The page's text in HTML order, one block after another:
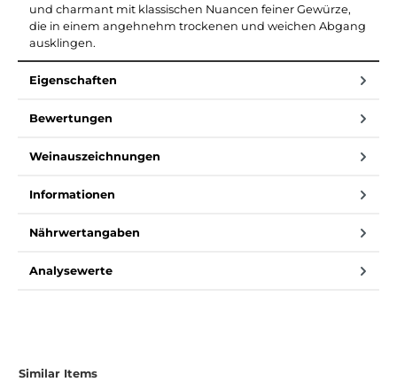
und charmant mit klassischen Nuancen feiner Gewürze,
die in einem angehnehm trockenen und weichen Abgang
ausklingen.
Eigenschaften
Bewertungen
Weinauszeichnungen
Informationen
Nährwertangaben
Analysewerte
Similar Items